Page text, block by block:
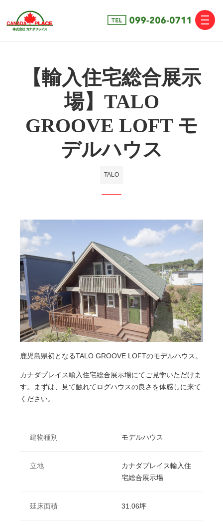
toggle
【輸入住宅総合展示
場】TALO
GROOVE LOFT モ
デルハウス
TALO
鹿児島県初となるTALO GROOVE LOFTのモデルハウス。
カナダプレイス輸入住宅総合展示場にてご見学いただけま
す。まずは、見て触れてログハウスの良さを体感しに来て
ください。
建物種別 モデルハウス
立地
カナダプレイス輸入住
宅総合展示場
延床面積 31.06坪